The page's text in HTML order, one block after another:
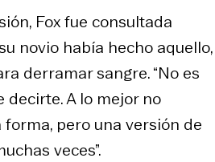
Fox fue consultada
novio había hecho aquello,
derramar sangre. “No es
decirte. A lo mejor no
pero una versión de
veces”.